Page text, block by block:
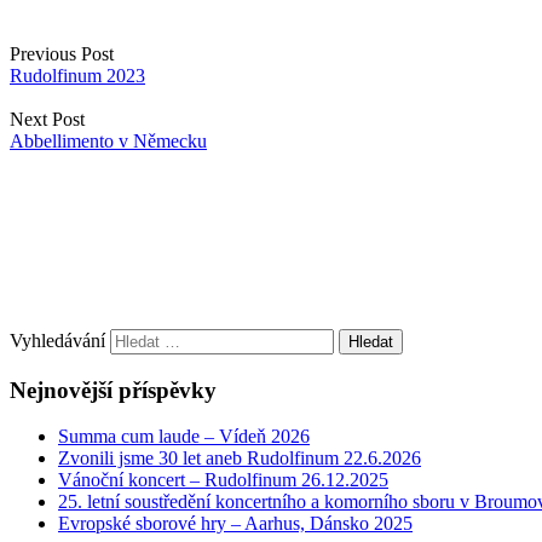
Previous Post
Rudolfinum 2023
Next Post
Abbellimento v Německu
Vyhledávání
Nejnovější příspěvky
Summa cum laude – Vídeň 2026
Zvonili jsme 30 let aneb Rudolfinum 22.6.2026
Vánoční koncert – Rudolfinum 26.12.2025
25. letní soustředění koncertního a komorního sboru v
Evropské sborové hry – Aarhus, Dánsko 2025